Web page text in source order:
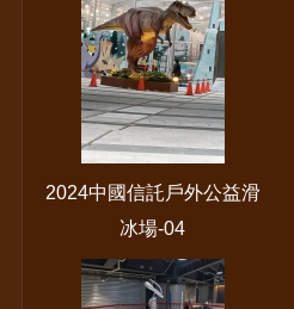
2024中國信託戶外公益滑
冰場-04